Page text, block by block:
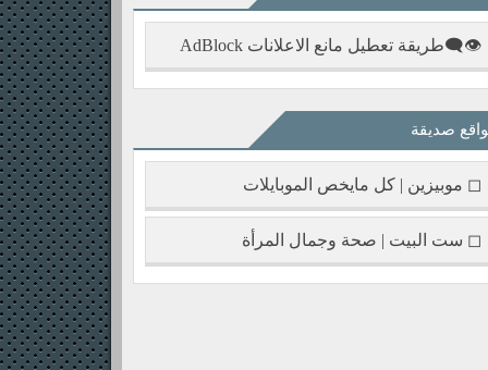
👁‍🗨طريقة تعطيل مانع الاعلانات AdBlock
صديقة
◻ موبيزين | كل مايخص الموبايلات
◻ ست البيت | صحة وجمال المرأة